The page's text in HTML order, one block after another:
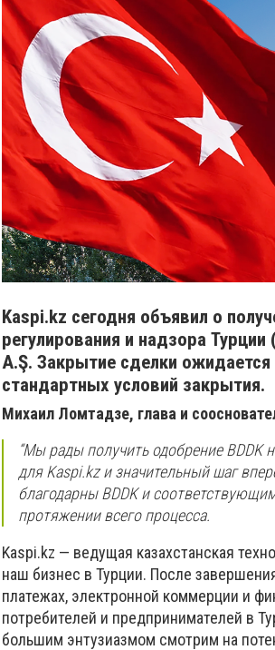
Kaspi.kz сегодня объявил о
регулирования и надзора Турции
A.Ş. Закрытие сделки
стандартных условий закрытия.
Михаил Ломтадзе, глава и
“Мы рады получить одобрение BDDK
для Kaspi.kz и значительный шаг
благодарны BDDK и
протяжении всего процесса.
Kaspi.kz — ведущая казахстанская
наш бизнес в Турции. После
платежах, электронной коммерции и
потребителей и предпринимателей в
большим энтузиазмом смотрим на